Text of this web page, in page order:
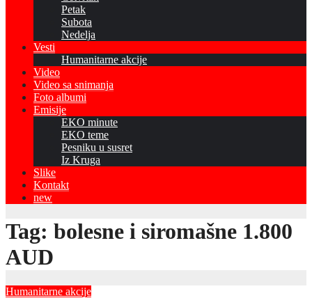
Petak
Subota
Nedelja
Vesti
Humanitarne akcije
Video
Video sa snimanja
Foto albumi
Emisije
EKO minute
EKO teme
Pesniku u susret
Iz Kruga
Slike
Kontakt
new
Tag: bolesne i siromašne 1.800
AUD
Humanitarne akcije